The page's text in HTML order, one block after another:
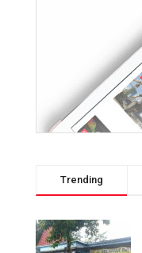
Trending